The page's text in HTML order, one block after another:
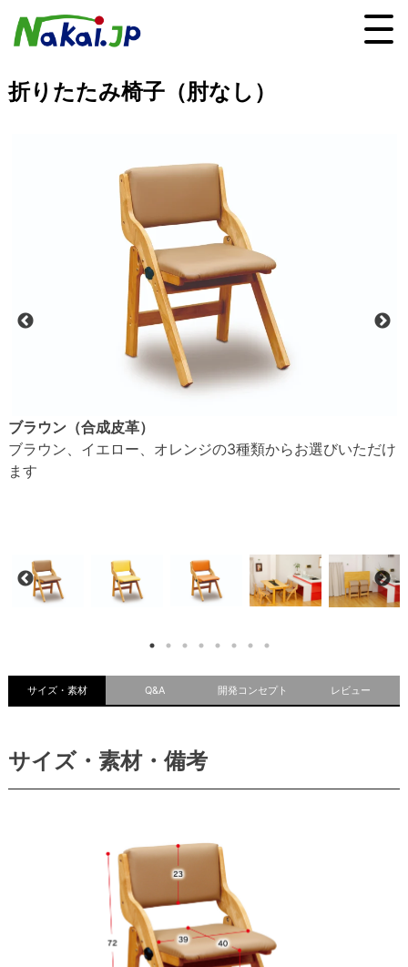
折りたたみ椅子（肘なし）
ブラウン（合成皮革）
ブラウン、イエロー、オレンジの3種類からお選びいただけ
ます
サイズ・素材 Q&A 開発コンセプト レビュー
サイズ・素材・備考